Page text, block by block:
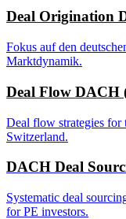
Deal Origination
Fokus auf den
Marktdynamik.
Deal Flow DACH
Deal flow strategies
Switzerland.
DACH Deal
Systematic deal
for PE investors.